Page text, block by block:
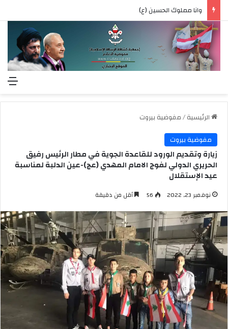
وانا مملوك الحسين (ع)
الرئيسية/مفوضية بيروت
مفوضية بيروت
زيارة وتقديم الورود للقاعدة الجوية في مطار الرئيس رفيق
الحريري الدولي لفوج الامام المهدي (عج)-عين الدلبة لمناسبة
عيد الإستقلال
نوفمبر 23, 2022 56 أقل من دقيقة